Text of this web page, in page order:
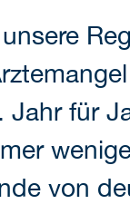
Jahr für
von